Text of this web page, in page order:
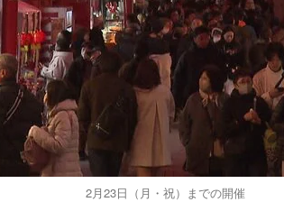
2月23日（月・祝）までの開催